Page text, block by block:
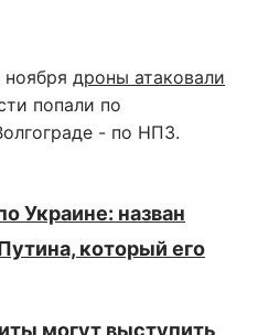
дроны атаковали
попали по
- по НПЗ.
Украине: назван
который его
могут выступить